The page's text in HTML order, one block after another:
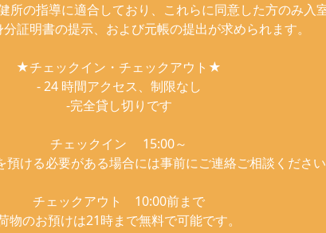
の指導に適合しており、これらに同意した方のみ入
証明書の提示、および元帳の提出が求められます。
★チェックイン・チェックアウト★
- 24 時間アクセス、制限なし
-完全貸し切りです
チェックイン 15:00～
預ける必要がある場合には事前にご連絡ご相談ください
チェックアウト 10:00前まで
物のお預けは21時まで無料で可能です。